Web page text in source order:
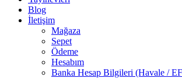
Blog
İletişim
Mağaza
Sepet
Ödeme
Hesabım
Banka Hesap Bilgileri (Havale /